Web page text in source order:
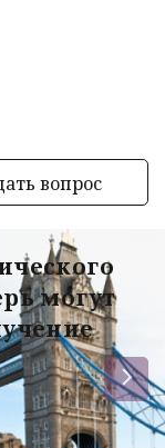
вопрос
могут